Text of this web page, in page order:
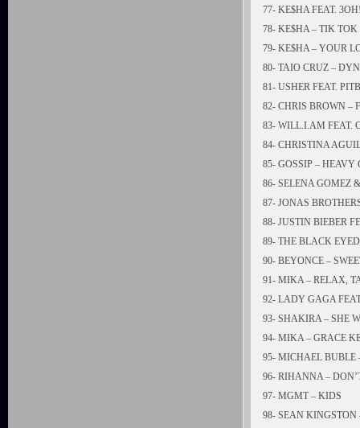
77- KE$HA FEAT.
78- KE$HA – TIK TOK
79- KE$HA – YOUR
80- TAIO CRUZ –
81- USHER FEAT.
82- CHRIS BROWN –
83- WILL.I.AM FEAT.
84- CHRISTINA
85- GOSSIP – HEAVY
86- SELENA GOMEZ
87- JONAS
88- JUSTIN BIEBER
89- THE BLACK
90- BEYONCE –
91- MIKA – RELAX,
92- LADY GAGA
93- SHAKIRA – SHE
94- MIKA – GRACE
95- MICHAEL BUBLE
96- RIHANNA –
97- MGMT – KIDS
98- SEAN